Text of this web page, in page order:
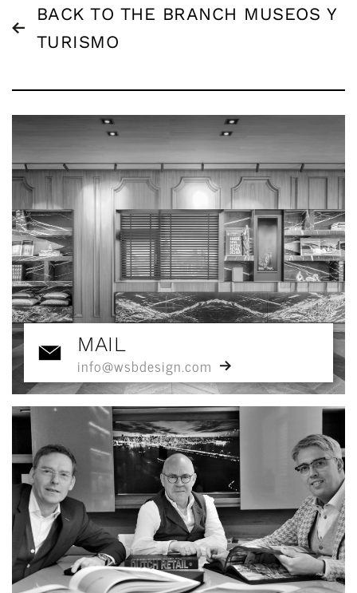
BACK TO THE BRANCH MUSEOS Y
TURISMO
MAIL
info@wsbdesign.com